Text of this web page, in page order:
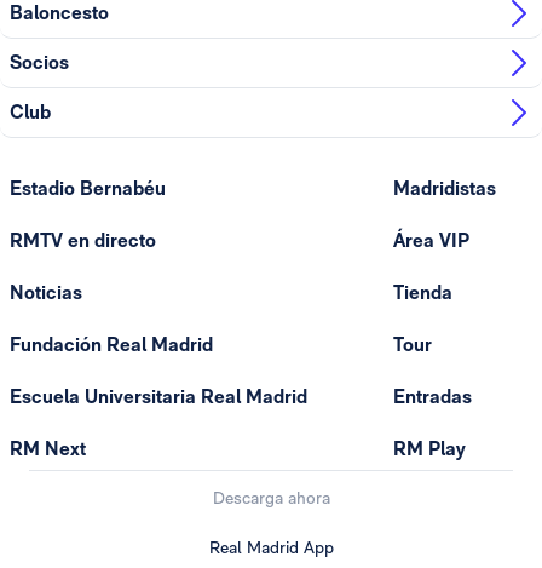
Baloncesto
Socios
Club
Estadio Bernabéu
RMTV en directo
Noticias
Fundación Real Madrid
Escuela Universitaria Real Madrid
RM Next
Madridistas
Área VIP
Tienda
Tour
Entradas
RM Play
Descarga ahora
Real Madrid App